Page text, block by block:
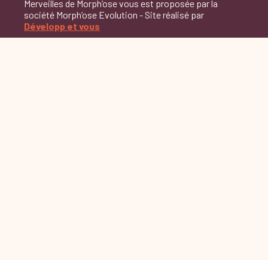
Merveilles de Morph’ose vous est proposée par la
société Morph’ose Evolution - Site réalisé par
Développ et vous